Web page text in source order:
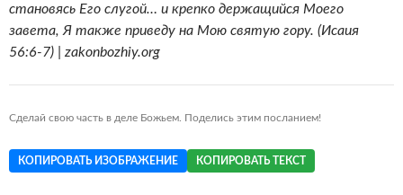
становясь Его слугой… и крепко держащийся Моего
завета, Я также приведу на Мою святую гору. (Исаия
56:6-7) | zakonbozhiy.org
Сделай свою часть в деле Божьем. Поделись этим посланием!
КОПИРОВАТЬ ИЗОБРАЖЕНИЕ КОПИРОВАТЬ ТЕКСТ